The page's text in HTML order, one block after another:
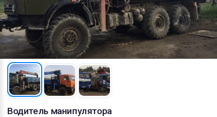
Водитель манипулятора
Электроника
Все для дома
Хобби и отдых
Животные
Оборудование
Материалы